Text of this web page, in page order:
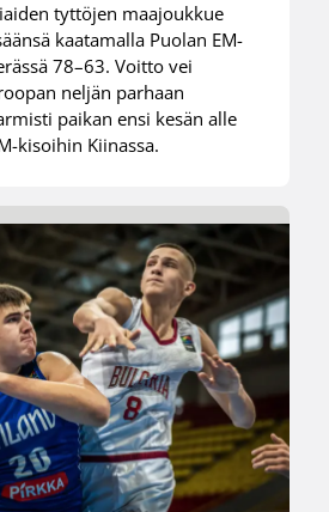
tyttöjen maajoukkue
kaatamalla Puolan EM-
78–63. Voitto vei
neljän parhaan
paikan ensi kesän alle
kisoihin Kiinassa.